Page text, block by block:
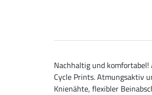
Nachhaltig und
Cycle Prints. Atmungsaktiv
Knienähte, flexibler